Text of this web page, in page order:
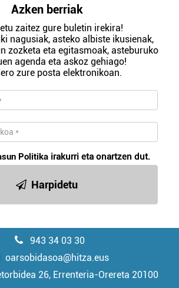
Azken berriak
zaitez gure buletin irekira!
nagusiak, asteko albiste ikusienak,
zozketa eta egitasmoak, asteburuko
agenda eta askoz gehiago!
zure posta elektronikoan.
Politika irakurri eta onartzen dut.
Harpidetu
943 34 03 30
oarsobidasoa@hitza.eus
26, Errenteria-Orereta 20100